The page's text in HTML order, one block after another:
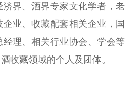
界、酒界专家文化学者，老
业、收藏配套相关企业，国
理、相关行业协会、学会等
收藏领域的个人及团体。